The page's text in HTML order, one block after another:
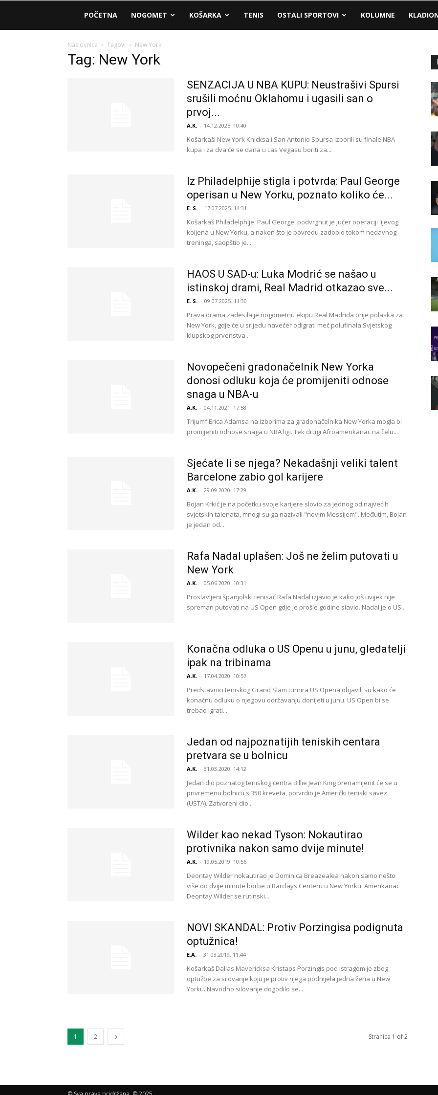
AM
Sport
POČETNA NOGOMET KOŠARKA TENIS OSTALI SPORTOVI KOLUMNE
Naslovnica Tagovi New York
Tag: New York
SENZACIJA U NBA KUPU: Neustrašivi Spursi
srušili moćnu Oklahomu i ugasili san o
prvoj...
A.K. - 14.12.2025. 10:40
Košarkaši New York Knicksa i San Antonio Spursa izborili su finale NBA
kupa i za dva će se dana u Las Vegasu boriti za...
Iz Philadelphije stigla i potvrda: Paul George
operisan u New Yorku, poznato koliko će...
E. S. - 17.07.2025. 14:31
Košarkaš Philadelphije, Paul George, podvrgnut je jučer operaciji lijevog
koljena u New Yorku, a nakon što je povredu zadobio tokom nedavnog
treninga, saopštio je...
HAOS U SAD-u: Luka Modrić se našao u
istinskoj drami, Real Madrid otkazao sve...
E. S. - 09.07.2025. 11:30
Prava drama zadesila je nogometnu ekipu Real Madrida prije polaska za
New York, gdje će u srijedu navečer odigrati meč polufinala Svjetskog
klupskog prvenstva...
Novopečeni gradonačelnik New Yorka
donosi odluku koja će promijeniti odnose
snaga u NBA-u
A.K. - 04.11.2021. 17:58
Trijumf Erica Adamsa na izborima za gradonačelnika New Yorka mogla bi
promijeniti odnose snaga u NBA ligi. Tek drugi Afroamerikanac na čelu...
Sjećate li se njega? Nekadašnji veliki talent
Barcelone zabio gol karijere
A.K. - 29.09.2020. 17:29
Bojan Krkić je na početku svoje karijere slovio za jednog od najvećih
svjetskih talenata, mnogi su ga nazivali "novim Messijem". Međutim, Bojan
je jedan od...
Rafa Nadal uplašen: Još ne želim putovati u
New York
A.K. - 05.06.2020. 10:31
Proslavljeni španjolski tenisač Rafa Nadal izjavio je kako još uvijek nije
spreman putovati na US Open gdje je prošle godine slavio. Nadal je o US...
Konačna odluka o US Openu u junu, gledatelji
ipak na tribinama
A.K. - 17.04.2020. 10:57
Predstavnici teniskog Grand Slam turnira US Opena objavili su kako će
konačnu odluku o njegovu održavanju donijeti u junu. US Open bi se
trebao igrati...
Jedan od najpoznatijih teniskih centara
pretvara se u bolnicu
A.K. - 31.03.2020. 14:12
Jedan dio poznatog teniskog centra Billie Jean King prenamijenit će se u
privremenu bolnicu s 350 kreveta, potvrdio je Američki teniski savez
(USTA). Zatvoreni dio...
Wilder kao nekad Tyson: Nokautirao
protivnika nakon samo dvije minute!
A.K. - 19.05.2019. 10:56
Deontay Wilder nokautirao je Dominica Breazealea nakon samo nešto
više od dvije minute borbe u Barclays Centeru u New Yorku. Amerikanac
Deontay Wilder se rutinski...
NOVI SKANDAL: Protiv Porzingisa podignuta
optužnica!
E.A. - 31.03.2019. 11:44
Košarkaš Dallas Mavericksa Kristaps Porzingis pod istragom je zbog
optužbe za silovanje koju je protiv njega podnijela jedna žena u New
Yorku. Navodno silovanje dogodilo se...
1 2 Stranica 1 of 2